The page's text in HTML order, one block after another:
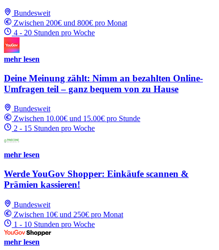
Bundesweit
Zwischen 200€ und 800€ pro Monat
4 - 20 Stunden pro Woche
mehr lesen
Deine Meinung zählt: Nimm an bezahlten Online-
Umfragen teil – ganz bequem von zu Hause
Bundesweit
Zwischen 10.00€ und 15.00€ pro Stunde
2 - 15 Stunden pro Woche
mehr lesen
Werde YouGov Shopper: Einkäufe scannen &
Prämien kassieren!
Bundesweit
Zwischen 10€ und 250€ pro Monat
1 - 10 Stunden pro Woche
mehr lesen